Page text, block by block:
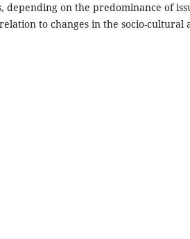
depending on the predominance of
to changes in the socio-cultural